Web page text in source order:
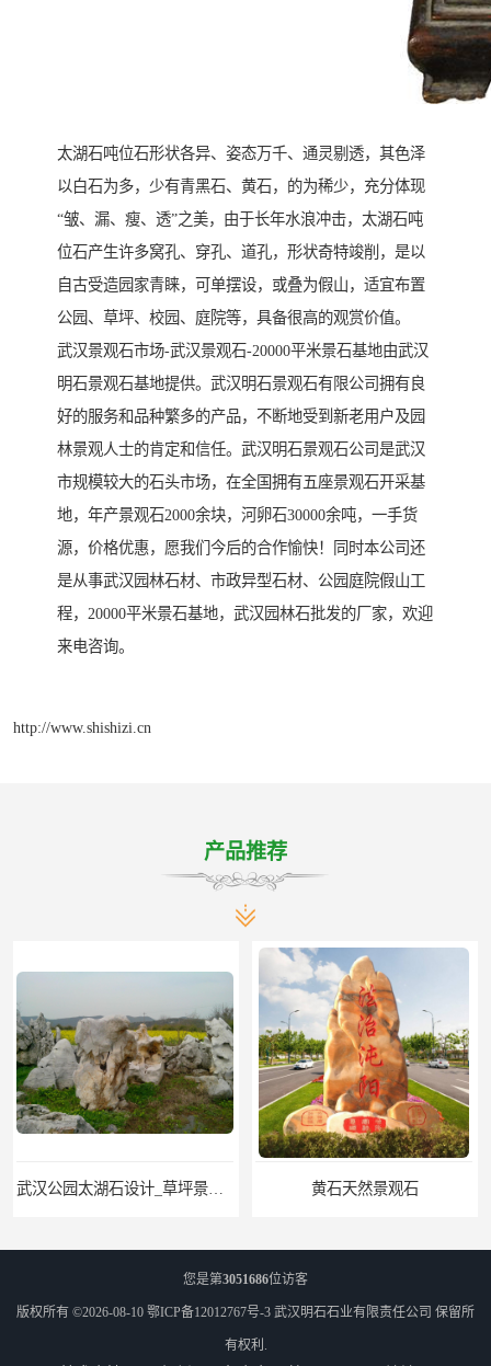
太湖石吨位石形状各异、姿态万千、通灵剔透，其色泽
以白石为多，少有青黑石、黄石，的为稀少，充分体现
“皱、漏、瘦、透”之美，由于长年水浪冲击，太湖石吨
位石产生许多窝孔、穿孔、道孔，形状奇特竣削，是以
自古受造园家青睐，可单摆设，或叠为假山，适宜布置
公园、草坪、校园、庭院等，具备很高的观赏价值。
武汉景观石市场-武汉景观石-20000平米景石基地由武汉
明石景观石基地提供。武汉明石景观石有限公司拥有良
好的服务和品种繁多的产品，不断地受到新老用户及园
林景观人士的肯定和信任。武汉明石景观石公司是武汉
市规模较大的石头市场，在全国拥有五座景观石开采基
地，年产景观石2000余块，河卵石30000余吨，一手货
源，价格优惠，愿我们今后的合作愉快！同时本公司还
是从事武汉园林石材、市政异型石材、公园庭院假山工
程，20000平米景石基地，武汉园林石批发的厂家，欢迎
来电咨询。
http://www.shishizi.cn
产品推荐
武汉公园太湖石设计_草坪景观石 黄石天然景观石
您是第3051686位访客
版权所有 ©2026-08-10 鄂ICP备12012767号-3 武汉明石石业有限责任公司 保留所
有权利.